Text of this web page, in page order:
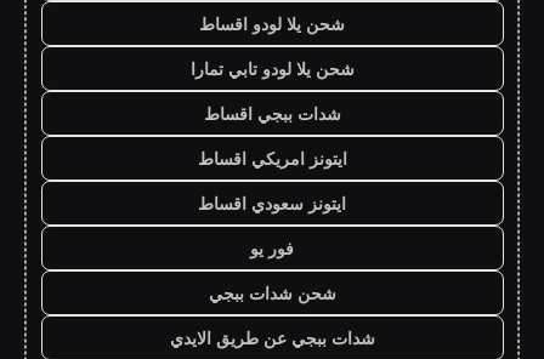
شحن يلا لودو اقساط
شحن يلا لودو تابي تمارا
شدات ببجي اقساط
ايتونز امريكي اقساط
ايتونز سعودي اقساط
فور يو
شحن شدات ببجي
شدات ببجي عن طريق الايدي